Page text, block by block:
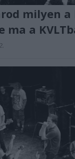
milyen a
ma a